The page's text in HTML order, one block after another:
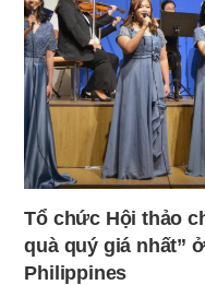
được tổ chức tại Hội
Ensemble gồm 8 người
Tổ chức Hội thảo
quà quý giá nhất”
Philippines